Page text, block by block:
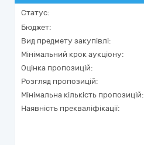
Статус:
Бюджет:
Вид предмету закупівлі:
Мінімальний крок аукціону:
Оцінка пропозицій:
Розгляд пропозицій:
Мінімальна кількість пропозицій:
Наявність прекваліфікації: